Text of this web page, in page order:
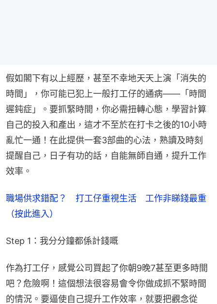
假如閣下有以上經歷，甚至不幸地天天上演「消失的
時間」，你可能已犯上一般打工仔的通病——「時間
遲鈍症」。要抓緊時間，你必需扭轉心態，學習計算
自己的投入和產出，這才不至於在打卡之後的10小時
亂忙一通！在此提供一套3部曲的心法，熟讀及時刻
提醒自己，日子有功的話，自能無師自通，提升工作
效率。
職場供求錯配？　打工仔重視生活　工作非睇錢最重
（按此進入）
Step 1：我分分鐘都係計錢嘅
作為打工仔，感覺公司買起了你朝9晚7甚至更多時間
吧？危險啊！這個想法很容易會令你做成抓不緊時間
的情況。要逼使自己提升工作效率，就要把觀念從